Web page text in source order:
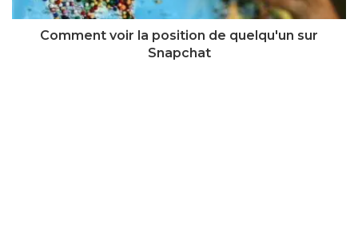
Comment voir la position de quelqu'un sur
Snapchat